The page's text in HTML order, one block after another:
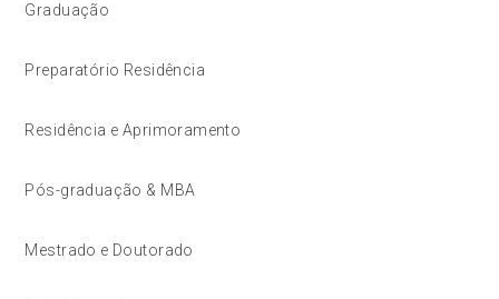
Graduação
Preparatório Residência
Residência e Aprimoramento
Pós-graduação & MBA
Mestrado e Doutorado